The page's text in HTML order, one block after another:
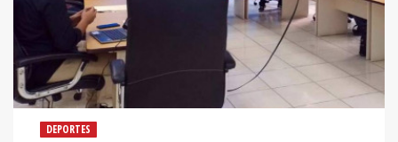
DEPORTES